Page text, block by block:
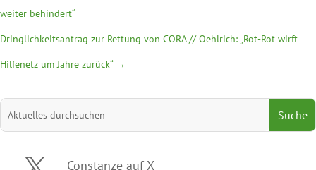
weiter behindert“
Dringlichkeitsantrag zur Rettung von CORA // Oehlrich: „Rot-Rot wirft
Hilfenetz um Jahre zurück“ →
Suchen
nach:
Constanze auf X